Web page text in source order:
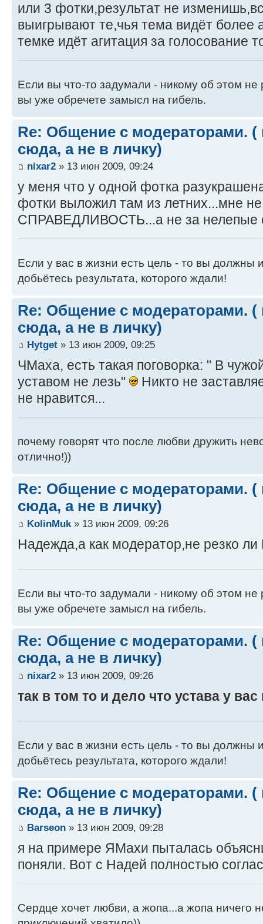
или 3 фотки,результат не
выигрывают те,чья тема видёт более
темке идёт агитация за голосование
Если вы что-то задумали - никому об этом не
вы уже обречете замысл на гибель.
Re: Общение с модераторами.
сюда, а не в личку)
nixar2 » 13 июн 2009, 09:24
у меня что у одной фотка
фотки выложил там из летних...мне
СПРАВЕДЛИВОСТЬ...а не за нелепые
Если у вас в жизни есть цель - то вы должны
добьётесь результата, которого ждали!
Re: Общение с модераторами.
сюда, а не в личку)
Hytget » 13 июн 2009, 09:25
ЧМаха, есть такая поговорка: " В
уставом не лезь"
Никто не
не нравится...
почему говорят что после любви дружить
отлично!))
Re: Общение с модераторами.
сюда, а не в личку)
KolinMuk » 13 июн 2009, 09:26
Надежда,а как модератор,не резко
Если вы что-то задумали - никому об этом не
вы уже обречете замысл на гибель.
Re: Общение с модераторами.
сюда, а не в личку)
nixar2 » 13 июн 2009, 09:26
так в том то и дело что устава у вас
Если у вас в жизни есть цель - то вы должны
добьётесь результата, которого ждали!
Re: Общение с модераторами.
сюда, а не в личку)
Barseon » 13 июн 2009, 09:28
я на примере ЯМахи пыталась
поняли. Вот с Надей полностью
Сердце хочет любви, а жопа...а жопа ничего